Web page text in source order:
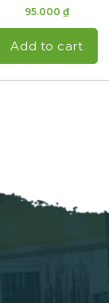
95.000 ₫
Add to cart